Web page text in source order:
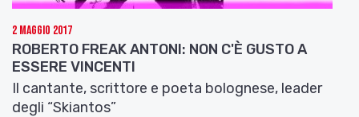
2 Maggio 2017
ROBERTO FREAK ANTONI: NON C'È GUSTO A
ESSERE VINCENTI
Il cantante, scrittore e poeta bolognese, leader
degli “Skiantos”